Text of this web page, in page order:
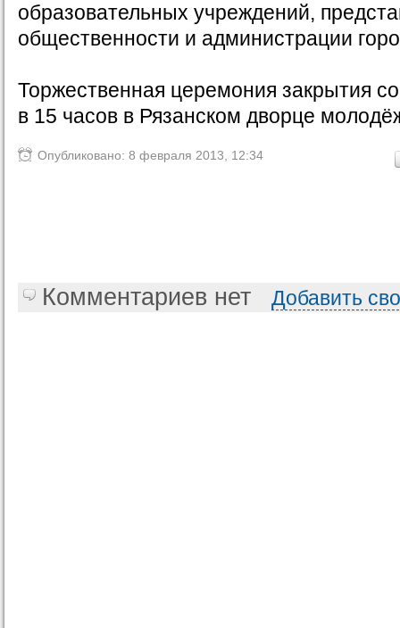
образовательных учреждений,
общественности и администрации
Торжественная церемония закрытия
в 15 часов в Рязанском дворце
Опубликовано: 8 февраля 2013, 12:34
Комментариев нет Добавить